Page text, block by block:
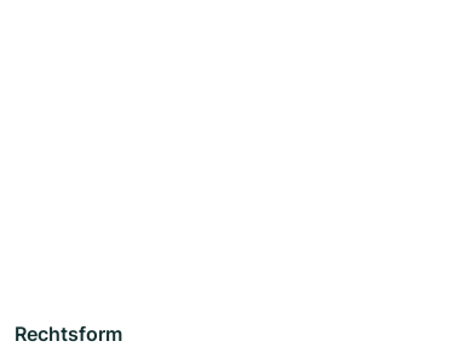
Rechtsform